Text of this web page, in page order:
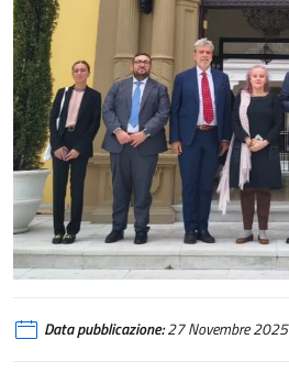
Data pubblicazione:27 Novembre 2025